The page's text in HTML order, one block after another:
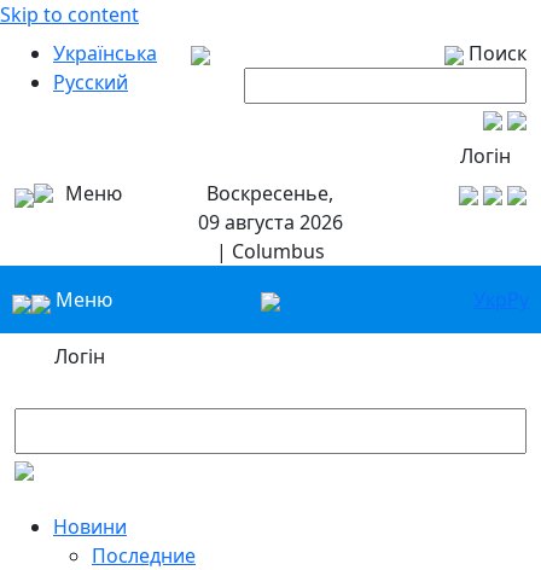
Skip to content
Українська
Русский
Поиск
Логін
Меню
Воскресенье,
09 августа 2026
| Columbus
Меню
УкрРу
Логін
Новини
Последние